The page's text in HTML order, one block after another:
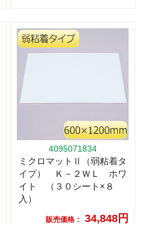
4095071834
ミクロマットⅡ（弱粘着タ
イプ） Ｋ－２ＷＬ ホワ
イト （３０シート×８
入）
販売価格： 34,848円